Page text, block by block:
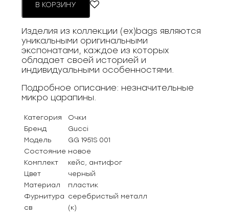
В КОРЗИНУ
Изделия из коллекции (ex)bags являются
уникальными оригинальными
экспонатами, каждое из которых
обладает своей историей и
индивидуальными особенностями.
Подробное описание: незначительные
микро царапины.
Категория
Очки
Бренд
Gucci
Модель
GG 1951S 001
Состояние новое
Комплект
кейс, антифог
Цвет
черный
Материал
пластик
Фурнитура серебристый металл
св
(к)